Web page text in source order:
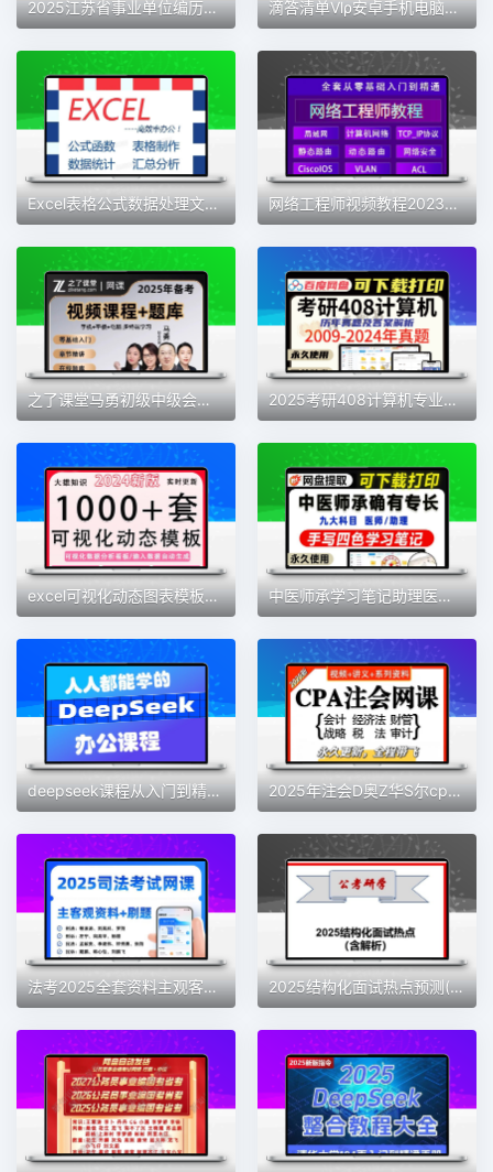
2025江苏省事业单位编历年真题电子版综合知识和能力素质公基笔记 滴答清单Vlρ安卓手机电脑高级版待办事项日程管理应用番茄钟专注
Excel表格公式数据处理文档制作 网络工程师视频教程2023全套零基础自学计算机运维技术教学课程
之了课堂马勇初级中级会计2025注会网络课程题库网课职称考试课件 2025考研408计算机专业基础综合历年真题及详细答案解析电子版PDF
excel可视化动态图表模板销售财务会计人事工作计划数据分析表格 中医师承学习笔记助理医师执业医师考试PDF电子版 手写笔记设计
deepseek课程从入门到精通教程办公副业资料合集 2025年注会D奥Z华S尔cpa会计网课注册会计师视频讲义电子资料题库
法考2025全套资料主观客观内部网络课程电子教材讲义 +APP 刷题 2025结构化面试热点预测(包括315晚会、deepseek、提振消费等)